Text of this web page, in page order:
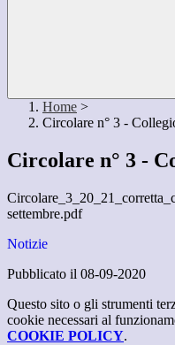
Home >
Circolare n° 3 -
Circolare n° 3 -
settembre.pdf
Notizie
Pubblicato il 08-09-2020
Questo sito o gli strumenti
cookie necessari al
COOKIE POLICY.